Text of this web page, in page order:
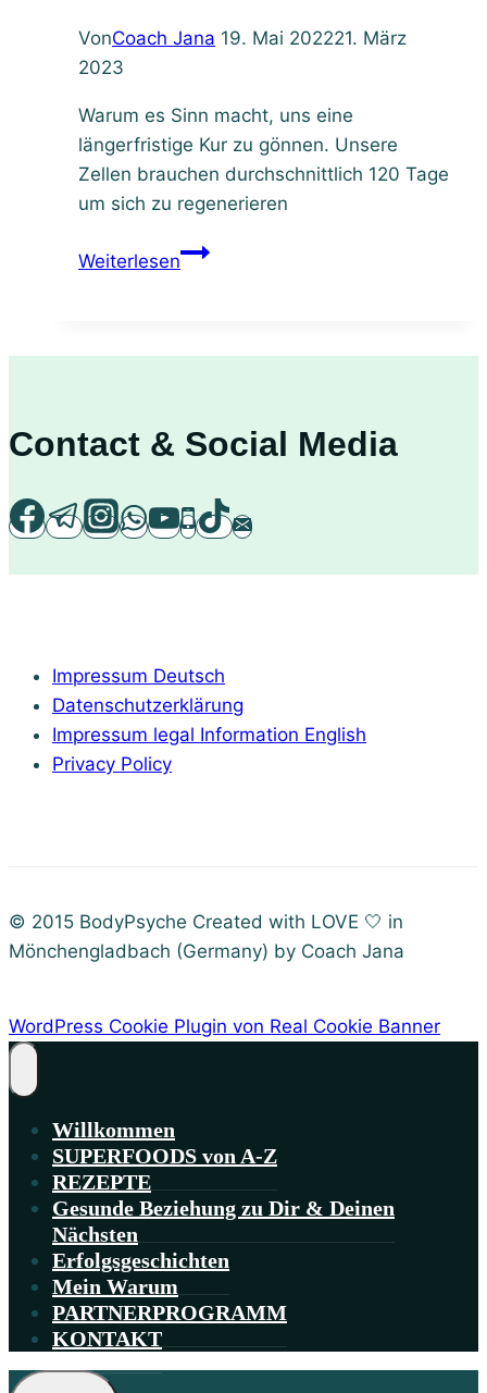
VonCoach Jana 19. Mai 202221. März
2023
Warum es Sinn macht, uns eine
längerfristige Kur zu gönnen. Unsere
Zellen brauchen durchschnittlich 120 Tage
um sich zu regenerieren
WeiterlesenWarum
Contact & Social Media
Impressum Deutsch
Datenschutzerklärung
Impressum legal Information English
Privacy Policy
© 2015 BodyPsyche Created with LOVE 🤍 in
Mönchengladbach (Germany) by Coach Jana
WordPress Cookie Plugin von Real Cookie Banner
Willkommen
SUPERFOODS von A-Z
REZEPTE
Gesunde Beziehung zu Dir & Deinen
Nächsten
Erfolgsgeschichten
Mein Warum
PARTNERPROGRAMM
KONTAKT